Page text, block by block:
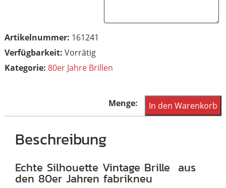
Artikelnummer: 161241
Vorrätig
Kategorie: 80er Jahre Brillen
Vintagebrille
der
von
Silhouette,
In den Warenkorb
Beschreibung
Echte Silhouette Vintage Brille aus
den 80er Jahren fabrikneu